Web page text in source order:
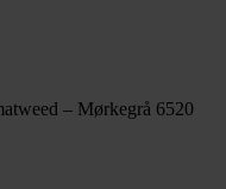
– Mørkegrå 6520